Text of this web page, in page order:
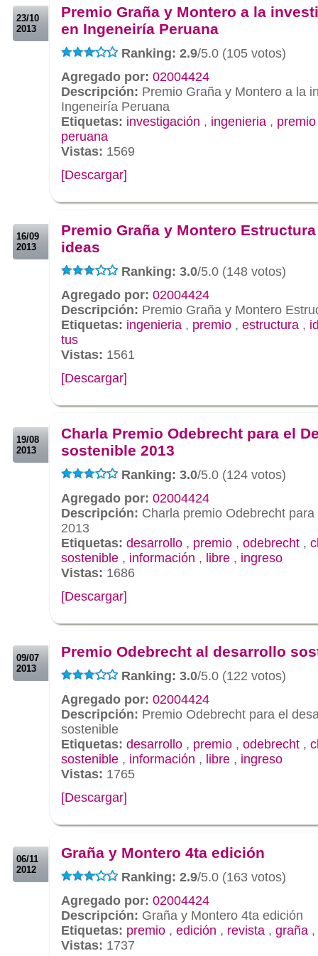
23/10
2013
Premio Graña y Montero a la
en Ingeneiría Peruana
Ranking: 2.9/5.0 (105 votos)
Agregado por: 02004424
Descripción: Premio Graña y Montero a la
Ingeneiría Peruana
Etiquetas: investigación , ingenieria , premio
peruana
Vistas: 1569
[Descargar]
16/09
2013
Premio Graña y Montero
ideas
Ranking: 3.0/5.0 (148 votos)
Agregado por: 02004424
Descripción: Premio Graña y Montero
Etiquetas: ingenieria , premio , estructura ,
tus
Vistas: 1561
[Descargar]
19/08
2013
Charla Premio Odebrecht para el
sostenible 2013
Ranking: 3.0/5.0 (124 votos)
Agregado por: 02004424
Descripción: Charla premio Odebrecht
2013
Etiquetas: desarrollo , premio , odebrecht ,
sostenible , información , libre , ingreso
Vistas: 1686
[Descargar]
09/07
2013
Premio Odebrecht al desarrollo
Ranking: 3.0/5.0 (122 votos)
Agregado por: 02004424
Descripción: Premio Odebrecht para el
sostenible
Etiquetas: desarrollo , premio , odebrecht ,
sostenible , información , libre , ingreso
Vistas: 1765
[Descargar]
06/11
2012
Graña y Montero 4ta edición
Ranking: 2.9/5.0 (163 votos)
Agregado por: 02004424
Descripción: Graña y Montero 4ta edición
Etiquetas: premio , edición , revista , graña ,
Vistas: 1737